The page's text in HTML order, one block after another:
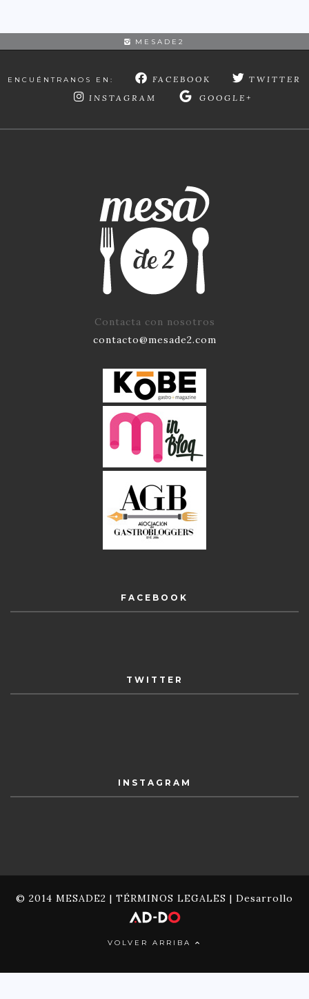
MESADE2
ENCUÉNTRANOS EN: FACEBOOK
TWITTER
INSTAGRAM
GOOGLE+
Contacta con nosotros
contacto@mesade2.com
FACEBOOK
TWITTER
INSTAGRAM
© 2014 MESADE2 | TÉRMINOS LEGALES | Desarrollo
VOLVER ARRIBA